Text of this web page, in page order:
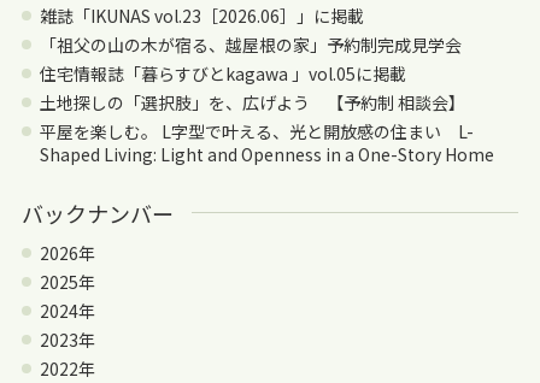
雑誌「IKUNAS vol.23［2026.06］」に掲載
「祖父の山の木が宿る、越屋根の家」予約制完成見学会
住宅情報誌「暮らすびとkagawa 」vol.05に掲載
土地探しの「選択肢」を、広げよう 【予約制 相談会】
平屋を楽しむ。 L字型で叶える、光と開放感の住まい L-
Shaped Living: Light and Openness in a One-Story Home
バックナンバー
2026年
2025年
2024年
2023年
2022年